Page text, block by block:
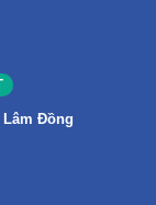
Lâm Đồng